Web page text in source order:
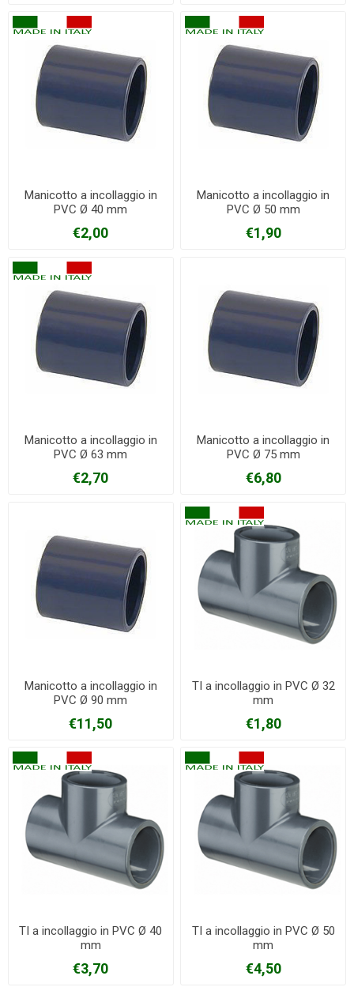
Manicotto a incollaggio in
PVC Ø 40 mm
€2,00
Manicotto a incollaggio in
PVC Ø 50 mm
€1,90
Manicotto a incollaggio in
PVC Ø 63 mm
€2,70
Manicotto a incollaggio in
PVC Ø 75 mm
€6,80
Manicotto a incollaggio in
PVC Ø 90 mm
€11,50
TI a incollaggio in PVC Ø 32
mm
€1,80
TI a incollaggio in PVC Ø 40
mm
€3,70
TI a incollaggio in PVC Ø 50
mm
€4,50